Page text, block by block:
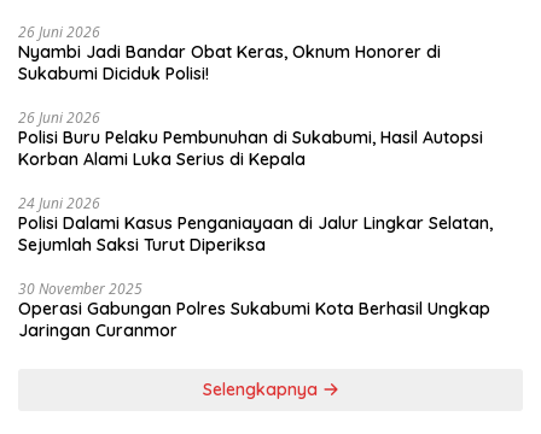
26 Juni 2026
Nyambi Jadi Bandar Obat Keras, Oknum Honorer di
Sukabumi Diciduk Polisi!
26 Juni 2026
Polisi Buru Pelaku Pembunuhan di Sukabumi, Hasil Autopsi
Korban Alami Luka Serius di Kepala
24 Juni 2026
Polisi Dalami Kasus Penganiayaan di Jalur Lingkar Selatan,
Sejumlah Saksi Turut Diperiksa
30 November 2025
Operasi Gabungan Polres Sukabumi Kota Berhasil Ungkap
Jaringan Curanmor
Selengkapnya